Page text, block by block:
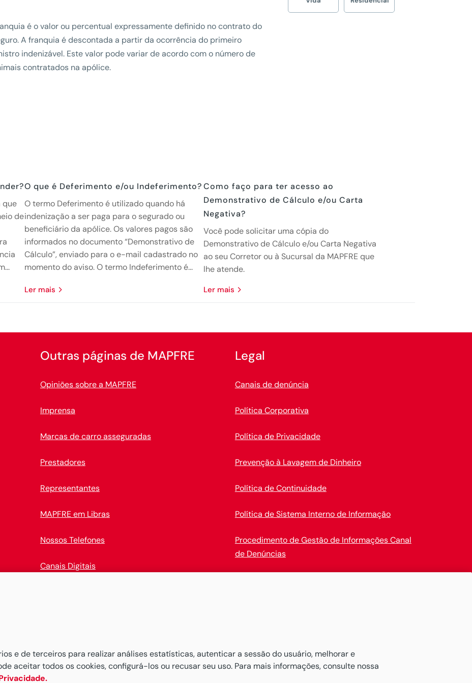
é o valor ou percentual expressamente definido no contrato do
A franquia é descontada a partir da ocorrência do primeiro
indenizável. Este valor pode variar de acordo com o número de
contratados na apólice.
que
de
O que é Deferimento e/ou Indeferimento?
O termo Deferimento é utilizado quando há
indenização a ser paga para o segurado ou
beneficiário da apólice. Os valores pagos são
informados no documento “Demonstrativo de
Cálculo”, enviado para o e-mail cadastrado no
momento do aviso. O termo Indeferimento é...
ler mais
Como faço para ter acesso ao
Demonstrativo de Cálculo e/ou Carta
Negativa?
Você pode solicitar uma cópia do
Demonstrativo de Cálculo e/ou Carta Negativa
ao seu Corretor ou à Sucursal da MAPFRE que
lhe atende.
ler mais
Outras páginas de MAPFRE
Opiniões sobre a MAPFRE
Imprensa
Marcas de carro asseguradas
Prestadores
Representantes
MAPFRE em Libras
Nossos Telefones
Canais Digitais
Legal
Canais de denúncia
Política Corporativa
Política de Privacidade
Prevenção à Lavagem de Dinheiro
Política de Continuidade
Política de Sistema Interno de Informação
Procedimento de Gestão de Informações Canal
de Denúncias
e de terceiros para realizar análises estatísticas, autenticar a sessão do usuário, melhorar e
aceitar todos os cookies, configurá-los ou recusar seu uso. Para mais informações, consulte nossa